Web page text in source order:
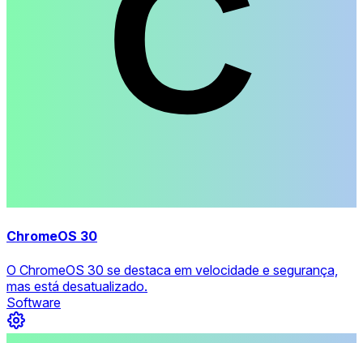
ChromeOS 30
O ChromeOS 30 se destaca em velocidade e segurança,
mas está desatualizado.
Software